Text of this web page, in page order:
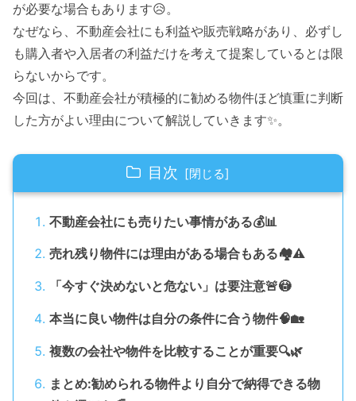
が必要な場合もあります😥。
なぜなら、不動産会社にも利益や販売戦略があり、必ずし
も購入者や入居者の利益だけを考えて提案しているとは限
らないからです。
今回は、不動産会社が積極的に勧める物件ほど慎重に判断
した方がよい理由について解説していきます✨。
目次
不動産会社にも売りたい事情がある💰📊
売れ残り物件には理由がある場合もある🏘️⚠️
「今すぐ決めないと危ない」は要注意🚨😳
本当に良い物件は自分の条件に合う物件🧠🏡
複数の会社や物件を比較することが重要🔍🌿
まとめ:勧められる物件より自分で納得できる物